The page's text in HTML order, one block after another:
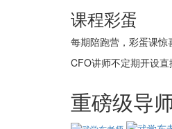
课程彩蛋
每期陪跑营，彩蛋课惊
CFO讲师不定期开设直
重磅级导